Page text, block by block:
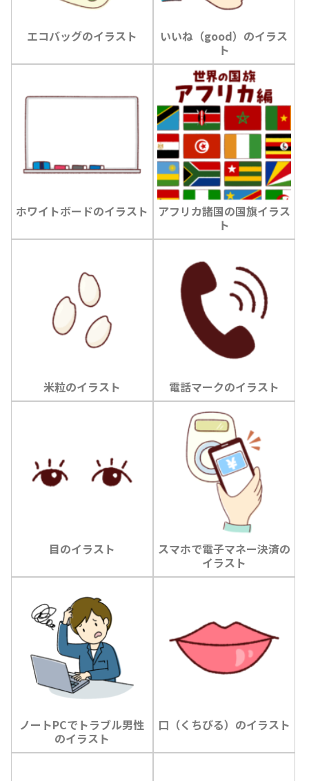
エコバッグのイラスト
いいね（good）のイラス
ト
ホワイトボードのイラスト
アフリカ諸国の国旗イラス
ト
米粒のイラスト 電話マークのイラスト
目のイラスト
スマホで電子マネー決済の
イラスト
ノートPCでトラブル男性
のイラスト
口（くちびる）のイラスト